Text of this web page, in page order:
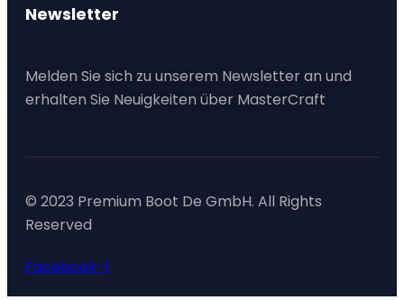
Newsletter
Melden Sie sich zu unserem Newsletter an und
erhalten Sie Neuigkeiten über MasterCraft
© 2023 Premium Boot De GmbH. All Rights
Reserved
Facebook-f